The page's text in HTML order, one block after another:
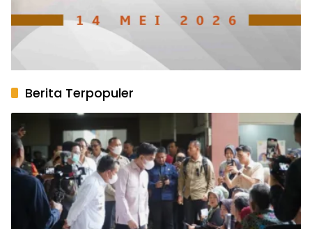
Berita Terpopuler